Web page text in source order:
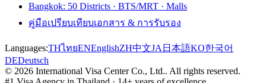
Bangkok: 50 Districts · BTS/MRT · Malls
คู่มือเปรียบเทียบเอกสาร & การรับรอง
Languages:THไทยENEnglishZH中文JA 日本語KO한국어
DEDeutsch
© 2026 International Visa Center Co., Ltd.. All rights reserved.